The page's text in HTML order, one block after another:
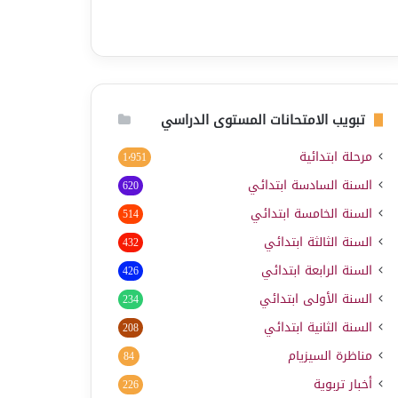
تبويب الامتحانات المستوى الدراسي
مرحلة ابتدائية 1٬951
السنة السادسة ابتدائي 620
السنة الخامسة ابتدائي 514
السنة الثالثة ابتدائي 432
السنة الرابعة ابتدائي 426
السنة الأولى ابتدائي 234
السنة الثانية ابتدائي 208
مناظرة السيزيام 84
أخبار تربوية 226